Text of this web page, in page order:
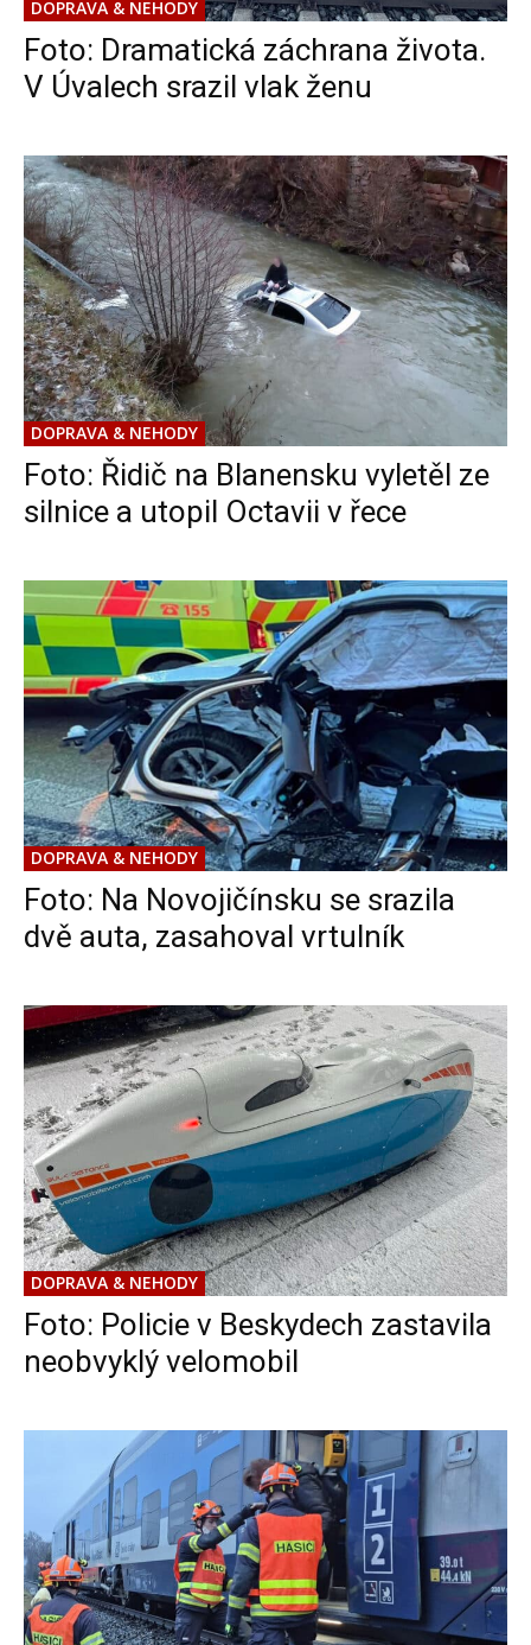
DOPRAVA & NEHODY
Foto: Dramatická záchrana života.
V Úvalech srazil vlak ženu
DOPRAVA & NEHODY
Foto: Řidič na Blanensku vyletěl ze
silnice a utopil Octavii v řece
DOPRAVA & NEHODY
Foto: Na Novojičínsku se srazila
dvě auta, zasahoval vrtulník
DOPRAVA & NEHODY
Foto: Policie v Beskydech zastavila
neobvyklý velomobil